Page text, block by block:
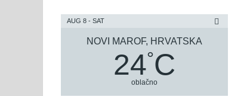
AUG 8 - SAT
NOVI MAROF, HRVATSKA
24°C
oblačno